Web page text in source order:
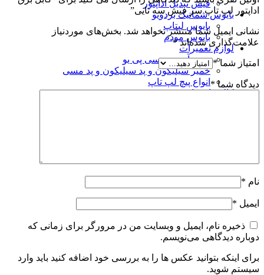
فیش تبدیل آداپتور
بایوس شماتیک بردویو
بایوس لپتاپ
بایوس مودم
لوازم تعمیرات
چیپ آی سی سی پی یو
خمیر سیلیکون و پد سیلیکون و پد مسی
انواع پیچ لپ تاپ
کالای استوک
اداپتور لپ تاپ سر فیش سه تایی”
نشانی ایمیل شما منتشر نخواهد شد. بخش‌های موردنیاز
علامت‌گذاری شده‌اند*
امتیاز شما*
دیدگاه شما*
نام *
ایمیل *
ذخیره نام، ایمیل و وبسایت من در مرورگر برای زمانی که
دوباره دیدگاهی می‌نویسم.
برای اینکه بتوانید عکس ها را به بررسی خود اضافه کنید باید وارد
سیستم شوید.